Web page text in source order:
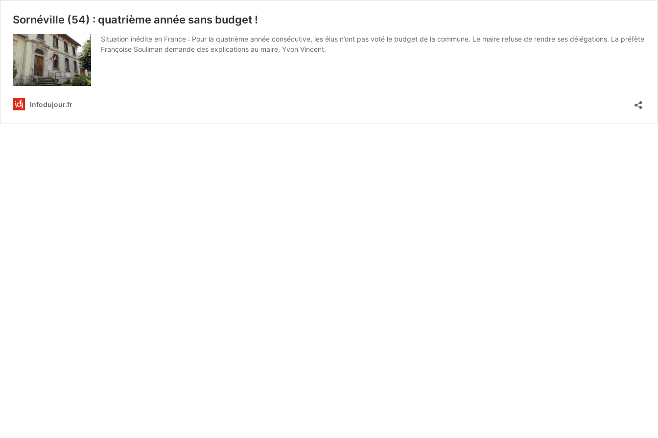
Sornéville (54) : quatrième année sans budget !
Situation inédite en France : Pour la quatrième année consécutive, les élus n’ont pas voté le budget de la commune. Le maire refuse de rendre ses délégations. La préfète
Françoise Souliman demande des explications au maire, Yvon Vincent.
Infodujour.fr